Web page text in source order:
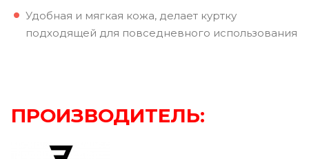
Удобная и мягкая кожа, делает куртку
подходящей для повседневного использования
ПРОИЗВОДИТЕЛЬ: